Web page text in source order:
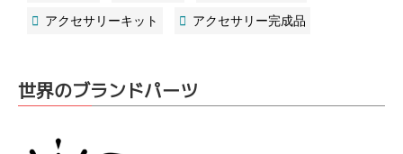
アクセサリーキット アクセサリー完成品
世界のブランドパーツ